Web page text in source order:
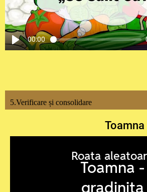
00:00
5.Verificare și consolidare
Toamna